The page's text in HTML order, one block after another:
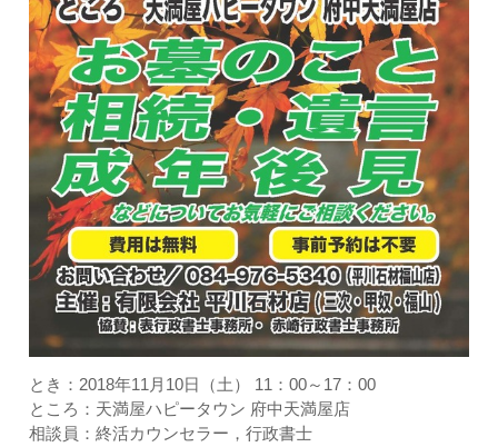
とき：2018年11月10日（土） 11：00～17：00
ところ：天満屋ハピータウン 府中天満屋店
相談員：終活カウンセラー，行政書士
よく寄せられるご質問
お問い合わせ
お客様の個人情報保護に関する基
本方針
特定商取引法に基づく表示
GALLERY
リンク